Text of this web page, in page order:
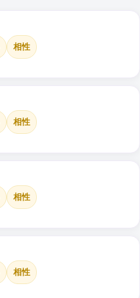
相性
相性
相性
相性